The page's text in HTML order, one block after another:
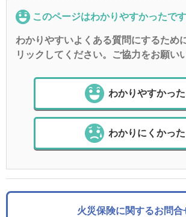
このページはわかりやすかったで
わかりやすいよくある質問にするため
リックしてください。ご協力をお願い
わかりやすかった
わかりにくかった
火災保険に関するお問合